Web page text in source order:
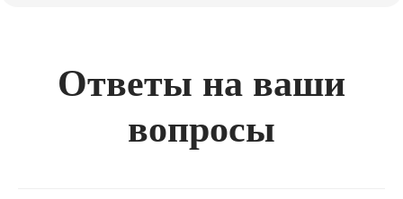
Ответы на ваши
вопросы